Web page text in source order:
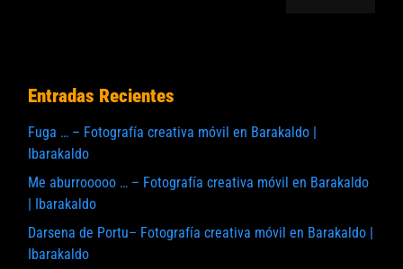
Entradas Recientes
Fuga … – Fotografía creativa móvil en Barakaldo |
Ibarakaldo
Me aburrooooo … – Fotografía creativa móvil en Barakaldo
| Ibarakaldo
Darsena de Portu– Fotografía creativa móvil en Barakaldo |
Ibarakaldo